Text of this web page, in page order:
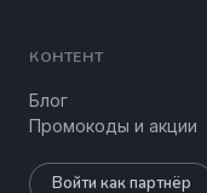
КОНТЕНТ
Блог
Промокоды и акции
Войти как партнёр